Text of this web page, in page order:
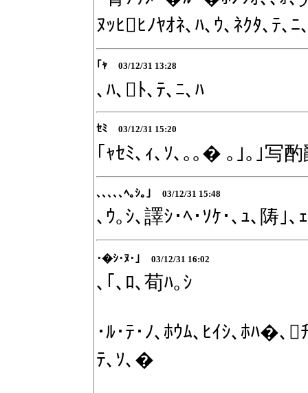
ﾇｯﾋﾋﾉﾔｵﾈ､ﾊ､ｳ､ﾈｸﾀ､ﾃ､
｢ｬ 03/12/31 13:28
､ﾊ､ﾄ､ﾃ､ﾆ､ﾊ
ｾﾐ 03/12/31 15:20
｢ｬｾﾐ､ｨ､ｿ､｡｡� ｡｣｡｣写
､､､､､ﾍ｡ｼ｡｣ 03/12/31 15:48
､ｳ｡ｼ､譯ｼ･ﾍ･ｿｹ･､ｭ､陦｣､
･�ｼ･ﾇ･｣ 03/12/31 16:02
､｢､ﾛ､荀ﾊ｡ｼ
･ﾙ･ﾃ･ﾉ､ﾎｳﾑ､ﾋｲｼ､ﾎﾊ�､
ﾃ､ｿ､�